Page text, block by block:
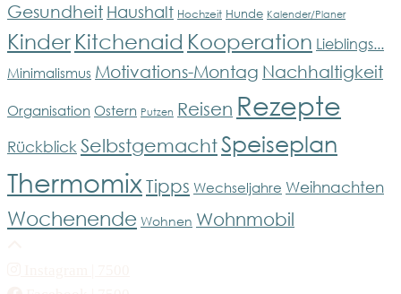
Gesundheit Haushalt Hochzeit Hunde Kalender/Planer
Kinder Kitchenaid Kooperation Lieblings...
Minimalismus Motivations-Montag Nachhaltigkeit
Organisation Ostern Putzen Reisen Rezepte
RückblickSelbstgemachtSpeiseplan
Thermomix Tipps Wechseljahre Weihnachten
Wochenende Wohnen Wohnmobil